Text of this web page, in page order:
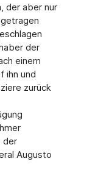
der aber nur
der
einem
ihn und
zurück
der
Augusto